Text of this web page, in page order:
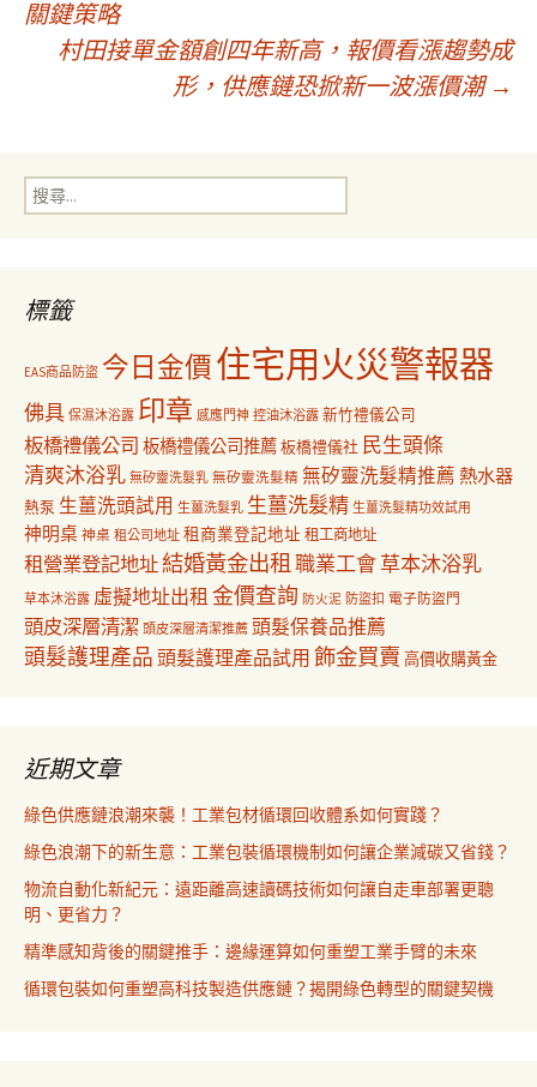
覽
關鍵策略
村田接單金額創四年新高，報價看漲趨勢成
形，供應鏈恐掀新一波漲價潮 →
搜
尋
標籤
EAS商品防盜 今日金價住宅用火災警報器
佛具 保濕沐浴露 印章 感應門神 控油沐浴露 新竹禮儀公司
板橋禮儀公司 板橋禮儀公司推薦板橋禮儀社 民生頭條
清爽沐浴乳 無矽靈洗髮乳 無矽靈洗髮精 無矽靈洗髮精推薦 熱水器
熱泵 生薑洗頭試用 生薑洗髮乳 生薑洗髮精 生薑洗髮精功效試用
神明桌 神桌 租公司地址 租商業登記地址 租工商地址
租營業登記地址結婚黃金出租職業工會草本沐浴乳
草本沐浴露 虛擬地址出租 金價查詢 防火泥 防盜扣 電子防盜門
頭皮深層清潔 頭皮深層清潔推薦 頭髮保養品推薦
頭髮護理產品 頭髮護理產品試用 飾金買賣 高價收購黃金
近期文章
綠色供應鏈浪潮來襲！工業包材循環回收體系如何實踐？
綠色浪潮下的新生意：工業包裝循環機制如何讓企業減碳又省錢？
物流自動化新紀元：遠距離高速讀碼技術如何讓自走車部署更聰
明、更省力？
精準感知背後的關鍵推手：邊緣運算如何重塑工業手臂的未來
循環包裝如何重塑高科技製造供應鏈？揭開綠色轉型的關鍵契機